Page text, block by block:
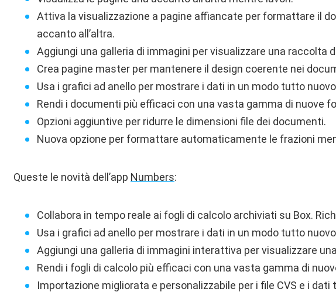
Attiva la visualizzazione a pagine affiancate per formattare il
accanto all’altra.
Aggiungi una galleria di immagini per visualizzare una raccolta
Crea pagine master per mantenere il design coerente nei
Usa i grafici ad anello per mostrare i dati in un modo tutto
Rendi i documenti più efficaci con una vasta gamma di nuove
Opzioni aggiuntive per ridurre le dimensioni file dei documenti.
Nuova opzione per formattare automaticamente le frazioni
Queste le novità dell’app Numbers:
Collabora in tempo reale ai fogli di calcolo archiviati su Box.
Usa i grafici ad anello per mostrare i dati in un modo tutto
Aggiungi una galleria di immagini interattiva per visualizzare
Rendi i fogli di calcolo più efficaci con una vasta gamma di
Importazione migliorata e personalizzabile per i file CVS e i